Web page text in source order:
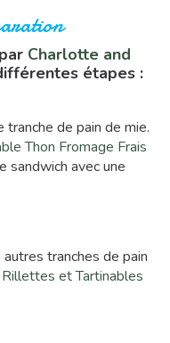
Charlotte and
étapes :
tranche de pain de mie.
Thon Fromage Frais
sandwich avec une
tranches de pain
Rillettes et Tartinables